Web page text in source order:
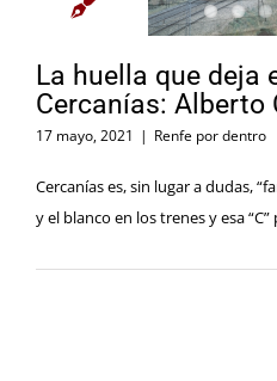
La huella que deja
Cercanías: Alberto
17 mayo, 2021 | Renfe por dentro
Cercanías es, sin lugar a dudas,
y el blanco en los trenes y esa